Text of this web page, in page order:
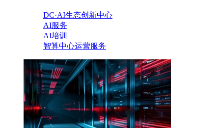
DC·AI生态创新中心
AI服务
AI培训
智算中心运营服务